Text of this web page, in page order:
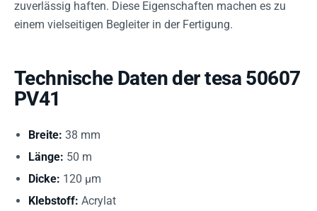
zuverlässig haften. Diese Eigenschaften machen es zu
einem vielseitigen Begleiter in der Fertigung.
Technische Daten der tesa 50607
PV41
Breite: 38 mm
Länge: 50 m
Dicke: 120 µm
Klebstoff: Acrylat